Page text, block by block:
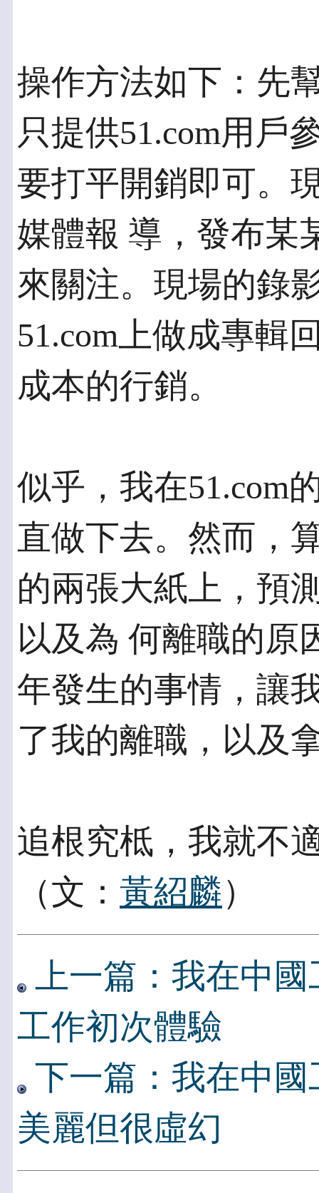
操作方法如下：先
只提供51.com用戶
要打平開銷即可。
媒體報 導，發布某
來關注。現場的錄
51.com上做成專輯
成本的行銷。
似乎，我在51.com
直做下去。然而，
的兩張大紙上，預
以及為 何離職的原
年發生的事情，讓
了我的離職，以及
追根究柢，我就不
（文： 黃紹麟）
上一篇：我在中
工作初次體驗
下一篇：我在中
美麗但很虛幻